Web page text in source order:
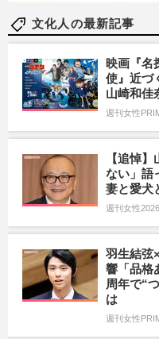
文化人の最新記事
映画『名
使』近づ
山崎和佳
週刊女性
【追悼
ない」語
妻と愛犬
週刊女性
羽生結弦
響「品格
周年で“
は
週刊女性